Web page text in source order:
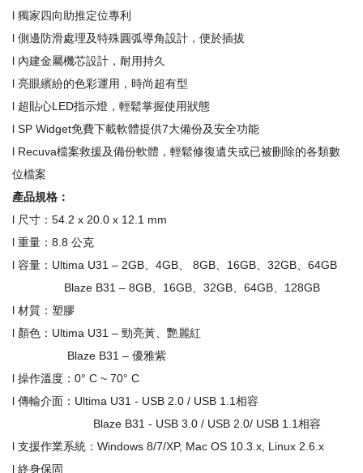
l 獨家四向助推定位專利
l 側邊防滑處理及特殊圓弧導角設計，便於插拔
l 內建金屬機芯設計，耐用持久
l 亮眼繽紛的色彩運用，時尚超有型
l 超貼心LED指示燈，輕鬆掌握使用狀態
l SP Widget免費下載軟體提供7大備份及安全功能
l Recuva檔案救援及備份軟體，輕鬆修復遺失或已被刪除的各類數
位檔案
產品規格：
l 尺寸：54.2 x 20.0 x 12.1 mm
l 重量：8.8 公克
l 容量：Ultima U31 – 2GB、4GB、 8GB、16GB、32GB、64GB
Blaze B31 – 8GB、16GB、32GB、64GB、128GB
l 材質：塑膠
l 顏色：Ultima U31 – 勁亮黃、艷麗紅
Blaze B31 – 優雅紫
l 操作溫度：0° C ~ 70° C
l 傳輸介面：Ultima U31 - USB 2.0 / USB 1.1相容
Blaze B31 - USB 3.0 / USB 2.0/ USB 1.1相容
l 支援作業系統：Windows 8/7/XP, Mac OS 10.3.x, Linux 2.6.x
l 終身保固